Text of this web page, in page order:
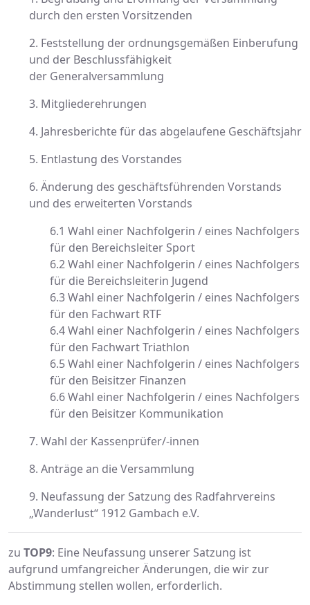
durch den ersten Vorsitzenden
2. Feststellung der ordnungsgemäßen Einberufung
und der Beschlussfähigkeit
der Generalversammlung
3. Mitgliederehrungen
4. Jahresberichte für das abgelaufene Geschäftsjahr
5. Entlastung des Vorstandes
6. Änderung des geschäftsführenden Vorstands
und des erweiterten Vorstands
6.1 Wahl einer Nachfolgerin / eines Nachfolgers
für den Bereichsleiter Sport
6.2 Wahl einer Nachfolgerin / eines Nachfolgers
für die Bereichsleiterin Jugend
6.3 Wahl einer Nachfolgerin / eines Nachfolgers
für den Fachwart RTF
6.4 Wahl einer Nachfolgerin / eines Nachfolgers
für den Fachwart Triathlon
6.5 Wahl einer Nachfolgerin / eines Nachfolgers
für den Beisitzer Finanzen
6.6 Wahl einer Nachfolgerin / eines Nachfolgers
für den Beisitzer Kommunikation
7. Wahl der Kassenprüfer/-innen
8. Anträge an die Versammlung
9. Neufassung der Satzung des Radfahrvereins
„Wanderlust“ 1912 Gambach e.V.
zu TOP9: Eine Neufassung unserer Satzung ist
aufgrund umfangreicher Änderungen, die wir zur
Abstimmung stellen wollen, erforderlich.